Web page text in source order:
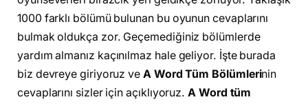
1000 farklı bölümü bulunan bu oyunun cevaplarını
bulmak oldukça zor. Geçemediğiniz bölümlerde
yardım almanız kaçınılmaz hale geliyor. İşte burada
biz devreye giriyoruz veA Word Tüm Bölümlerinin
cevaplarını sizler için açıklıyoruz.A Word tüm